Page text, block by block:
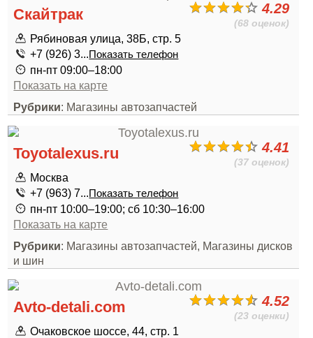
4.29
(68 оценок)
Скайтрак
Рябиновая улица, 38Б, стр. 5
+7 (926) 3...Показать телефон
пн-пт 09:00–18:00
Показать на карте
Рубрики: Магазины автозапчастей
4.41
(37 оценок)
Toyotalexus.ru
Москва
+7 (963) 7...Показать телефон
пн-пт 10:00–19:00; сб 10:30–16:00
Показать на карте
Рубрики: Магазины автозапчастей, Магазины дисков
и шин
4.52
(23 оценки)
Avto-detali.com
Очаковское шоссе, 44, стр. 1